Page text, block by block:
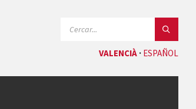
VALENCIÀ ESPAÑOL